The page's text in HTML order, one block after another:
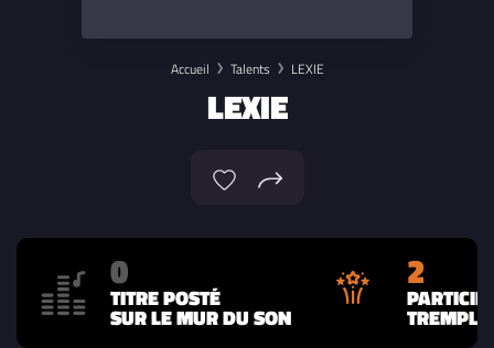
Accueil Talents LEXIE
LEXIE
0
TITRE POSTÉ
SUR LE MUR DU SON
2